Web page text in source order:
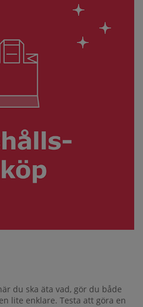
du ska äta vad, gör du både
lite enklare. Testa att göra en